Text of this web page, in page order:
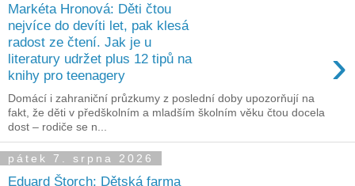
Markéta Hronová: Děti čtou
nejvíce do devíti let, pak klesá
radost ze čtení. Jak je u
literatury udržet plus 12 tipů na
knihy pro teenagery
›
Domácí i zahraniční průzkumy z poslední doby upozorňují na
fakt, že děti v předškolním a mladším školním věku čtou docela
dost – rodiče se n...
pátek 7. srpna 2026
Eduard Štorch: Dětská farma